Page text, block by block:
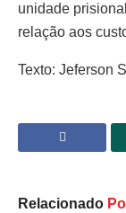
unidade
relação aos
Texto: Jeferson
Relacionado